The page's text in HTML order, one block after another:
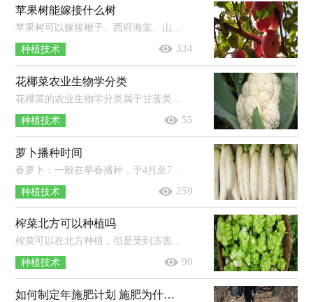
苹果树能嫁接什么树
种植技术 334
花椰菜农业生物学分类
种植技术 55
萝卜播种时间
种植技术 259
榨菜北方可以种植吗
榨菜可以在北方种植，但是受到冻害的几率较高，建议使用大棚进行种植。榨菜是一种不耐寒的作物，定植后如果遇到冷空气，则很容易在苗期就...
种植技术 90
如何制定年施肥计划 施肥为什么能增产